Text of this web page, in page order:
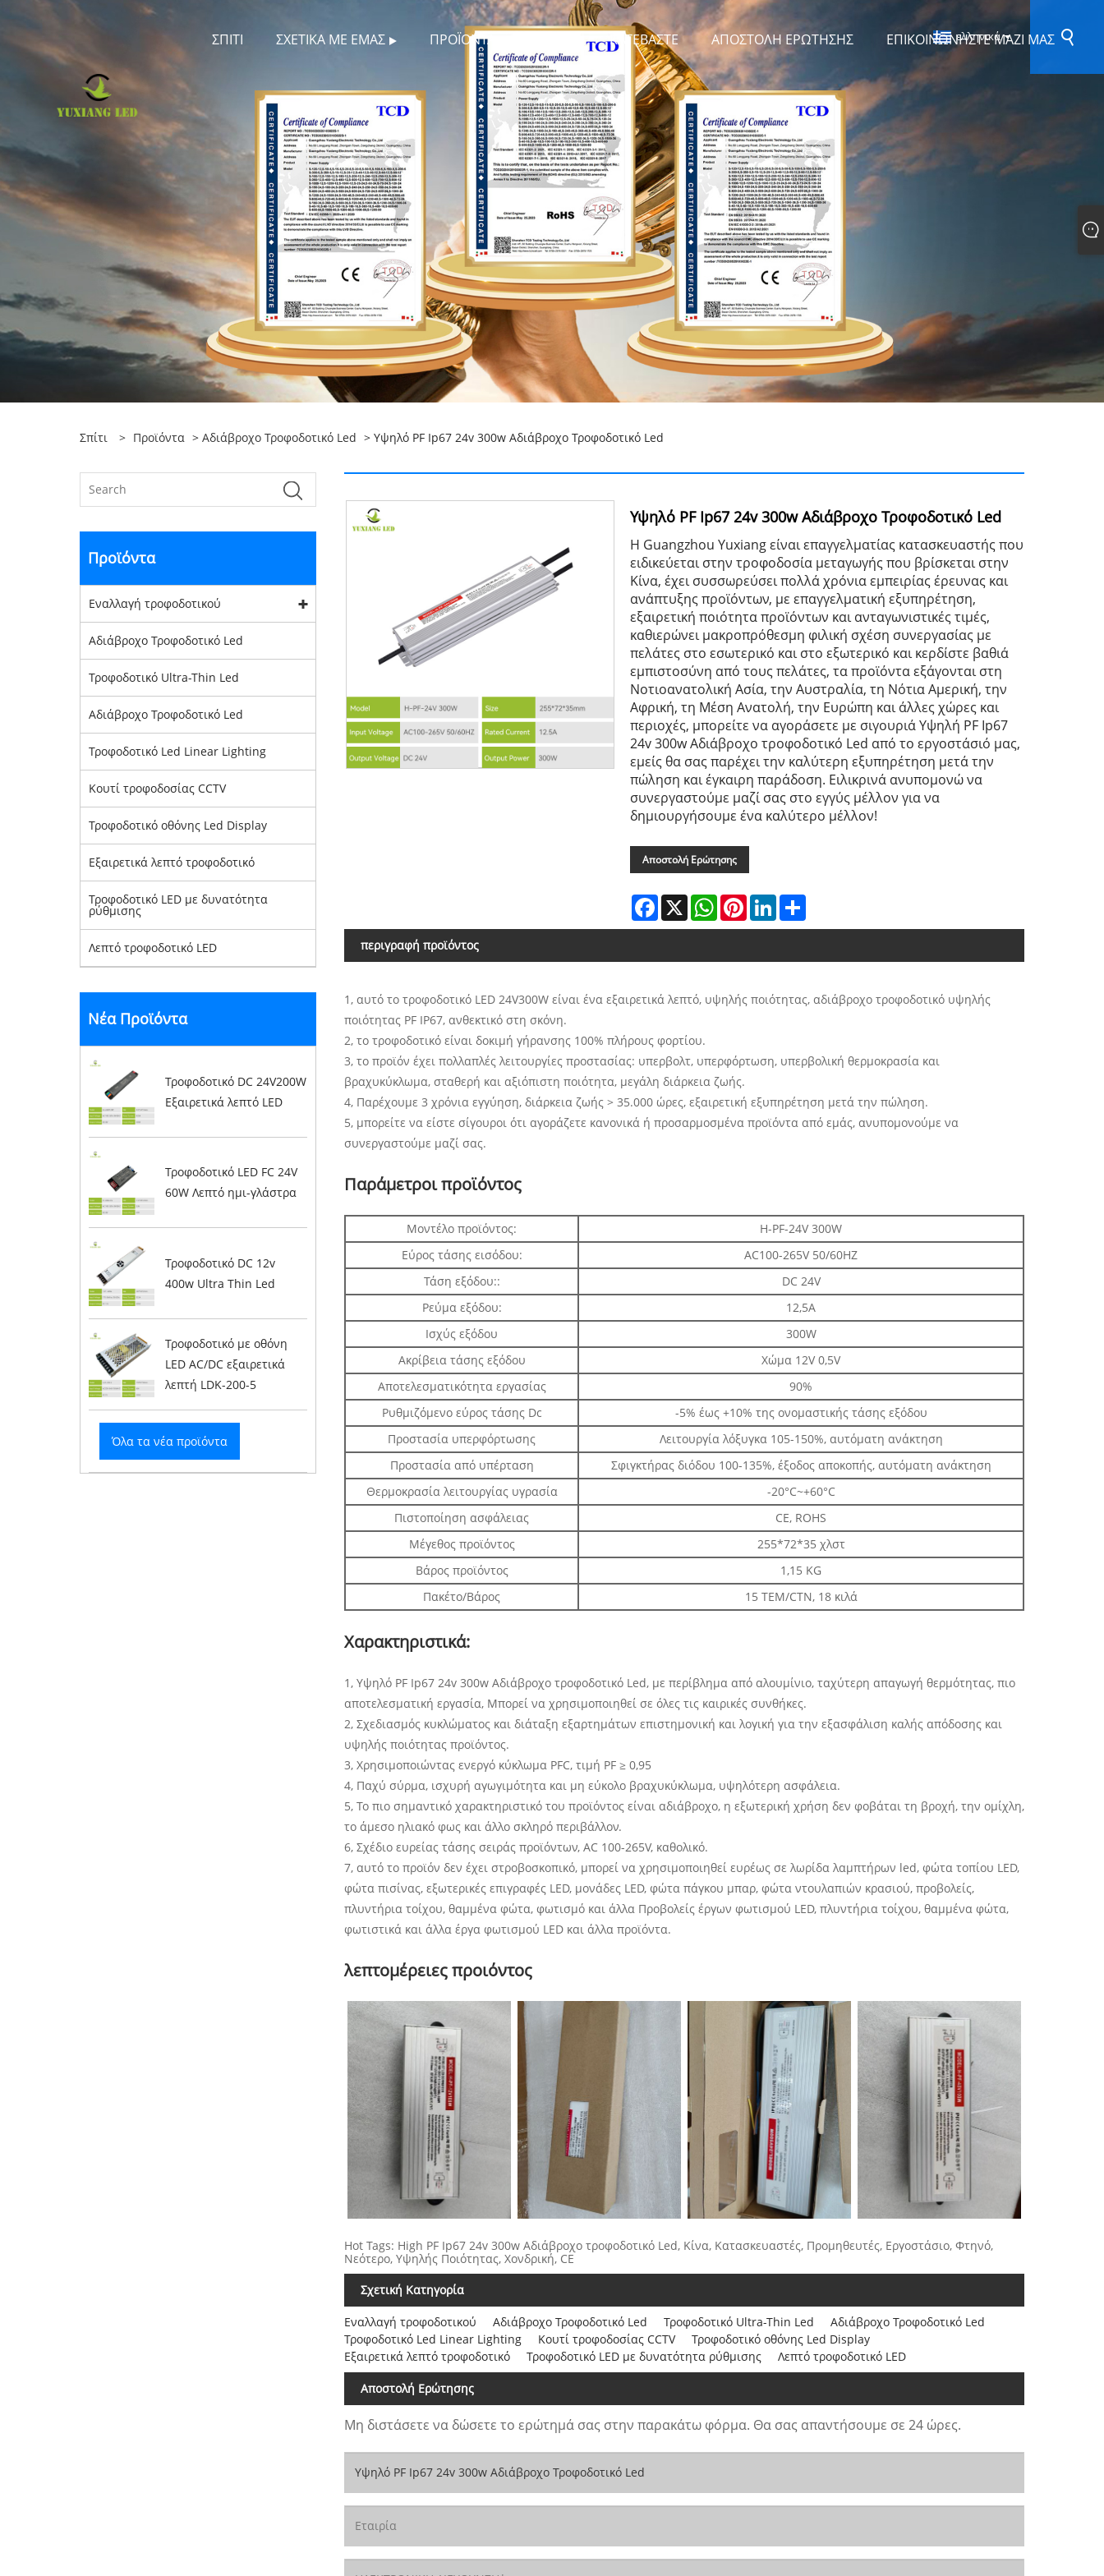
ΣΠΊΤΙ ΣΧΕΤΙΚΆ ΜΕ ΕΜΆΣ ΠΡΟΪΌΝΤΑ ΚΑΤΕΒΆΣΤΕ ΑΠΟΣΤΟΛΉ ΕΡΏΤΗΣΗΣ ΕΠΙΚΟΙΝΩΝΉΣΤΕ ΜΑΖΊ ΜΑΣ
ελληνικά
Σπίτι > Προϊόντα > Αδιάβροχο Τροφοδοτικό Led > Υψηλό PF Ip67 24v 300w Αδιάβροχο Τροφοδοτικό Led
Προϊόντα
Εναλλαγή τροφοδοτικού
Αδιάβροχο Τροφοδοτικό Led
Τροφοδοτικό Ultra-Thin Led
Αδιάβροχο Τροφοδοτικό Led
Τροφοδοτικό Led Linear Lighting
Κουτί τροφοδοσίας CCTV
Τροφοδοτικό οθόνης Led Display
Εξαιρετικά λεπτό τροφοδοτικό
Τροφοδοτικό LED με δυνατότητα
ρύθμισης
Λεπτό τροφοδοτικό LED
Νέα Προϊόντα
Τροφοδοτικό DC 24V200W
Εξαιρετικά λεπτό LED
Τροφοδοτικό LED FC 24V
60W Λεπτό ημι-γλάστρα
Τροφοδοτικό DC 12v
400w Ultra Thin Led
Τροφοδοτικό με οθόνη
LED AC/DC εξαιρετικά
λεπτή LDK-200-5
Όλα τα νέα προϊόντα
Υψηλό PF Ip67 24v 300w Αδιάβροχο Τροφοδοτικό Led
Η Guangzhou Yuxiang είναι επαγγελματίας κατασκευαστής που
ειδικεύεται στην τροφοδοσία μεταγωγής που βρίσκεται στην
Κίνα, έχει συσσωρεύσει πολλά χρόνια εμπειρίας έρευνας και
ανάπτυξης προϊόντων, με επαγγελματική εξυπηρέτηση,
εξαιρετική ποιότητα προϊόντων και ανταγωνιστικές τιμές,
καθιερώνει μακροπρόθεσμη φιλική σχέση συνεργασίας με
πελάτες στο εσωτερικό και στο εξωτερικό και κερδίστε βαθιά
εμπιστοσύνη από τους πελάτες, τα προϊόντα εξάγονται στη
Νοτιοανατολική Ασία, την Αυστραλία, τη Νότια Αμερική, την
Αφρική, τη Μέση Ανατολή, την Ευρώπη και άλλες χώρες και
περιοχές, μπορείτε να αγοράσετε με σιγουριά Υψηλή PF Ip67
24v 300w Αδιάβροχο τροφοδοτικό Led από το εργοστάσιό μας,
εμείς θα σας παρέχει την καλύτερη εξυπηρέτηση μετά την
πώληση και έγκαιρη παράδοση. Ειλικρινά ανυπομονώ να
συνεργαστούμε μαζί σας στο εγγύς μέλλον για να
δημιουργήσουμε ένα καλύτερο μέλλον!
Αποστολή Ερώτησης
Facebook
X WhatsAppPinterestLinkedInShare
περιγραφή προϊόντος
1, αυτό το τροφοδοτικό LED 24V300W είναι ένα εξαιρετικά λεπτό, υψηλής ποιότητας, αδιάβροχο τροφοδοτικό υψηλής
ποιότητας PF IP67, ανθεκτικό στη σκόνη.
2, το τροφοδοτικό είναι δοκιμή γήρανσης 100% πλήρους φορτίου.
3, το προϊόν έχει πολλαπλές λειτουργίες προστασίας: υπερβολτ, υπερφόρτωση, υπερβολική θερμοκρασία και
βραχυκύκλωμα, σταθερή και αξιόπιστη ποιότητα, μεγάλη διάρκεια ζωής.
4, Παρέχουμε 3 χρόνια εγγύηση, διάρκεια ζωής > 35.000 ώρες, εξαιρετική εξυπηρέτηση μετά την πώληση.
5, μπορείτε να είστε σίγουροι ότι αγοράζετε κανονικά ή προσαρμοσμένα προϊόντα από εμάς, ανυπομονούμε να
συνεργαστούμε μαζί σας.
Παράμετροι προϊόντος
Μοντέλο προϊόντος:
H-PF-24V 300W
Εύρος τάσης εισόδου:
AC100-265V 50/60HZ
Τάση εξόδου::
DC 24V
Ρεύμα εξόδου:
12,5Α
Ισχύς εξόδου
300W
Ακρίβεια τάσης εξόδου
Χώμα 12V 0,5V
Αποτελεσματικότητα εργασίας
90%
Ρυθμιζόμενο εύρος τάσης Dc
-5% έως +10% της ονομαστικής τάσης εξόδου
Προστασία υπερφόρτωσης
Λειτουργία λόξυγκα 105-150%, αυτόματη ανάκτηση
Προστασία από υπέρταση
Σφιγκτήρας διόδου 100-135%, έξοδος αποκοπής, αυτόματη ανάκτηση
Θερμοκρασία λειτουργίας υγρασία
-20°C~+60°C
Πιστοποίηση ασφάλειας
CE, ROHS
Μέγεθος προϊόντος
255*72*35 χλστ
Βάρος προϊόντος
1,15 KG
Πακέτο/Βάρος
15 ΤΕΜ/CTN, 18 κιλά
Χαρακτηριστικά:
1, Υψηλό PF Ip67 24v 300w Αδιάβροχο τροφοδοτικό Led, με περίβλημα από αλουμίνιο, ταχύτερη απαγωγή θερμότητας, πιο
αποτελεσματική εργασία, Μπορεί να χρησιμοποιηθεί σε όλες τις καιρικές συνθήκες.
2, Σχεδιασμός κυκλώματος και διάταξη εξαρτημάτων επιστημονική και λογική για την εξασφάλιση καλής απόδοσης και
υψηλής ποιότητας προϊόντος.
3, Χρησιμοποιώντας ενεργό κύκλωμα PFC, τιμή PF ≥ 0,95
4, Παχύ σύρμα, ισχυρή αγωγιμότητα και μη εύκολο βραχυκύκλωμα, υψηλότερη ασφάλεια.
5, Το πιο σημαντικό χαρακτηριστικό του προϊόντος είναι αδιάβροχο, η εξωτερική χρήση δεν φοβάται τη βροχή, την ομίχλη,
το άμεσο ηλιακό φως και άλλο σκληρό περιβάλλον.
6, Σχέδιο ευρείας τάσης σειράς προϊόντων, AC 100-265V, καθολικό.
7, αυτό το προϊόν δεν έχει στροβοσκοπικό, μπορεί να χρησιμοποιηθεί ευρέως σε λωρίδα λαμπτήρων led, φώτα τοπίου LED,
φώτα πισίνας, εξωτερικές επιγραφές LED, μονάδες LED, φώτα πάγκου μπαρ, φώτα ντουλαπιών κρασιού, προβολείς,
πλυντήρια τοίχου, θαμμένα φώτα, φωτισμό και άλλα Προβολείς έργων φωτισμού LED, πλυντήρια τοίχου, θαμμένα φώτα,
φωτιστικά και άλλα έργα φωτισμού LED και άλλα προϊόντα.
λεπτομέρειες προιόντος
Hot Tags: High PF Ip67 24v 300w Αδιάβροχο τροφοδοτικό Led, Κίνα, Κατασκευαστές, Προμηθευτές, Εργοστάσιο, Φτηνό,
Νεότερο, Υψηλής Ποιότητας, Χονδρική, CE
Σχετική Κατηγορία
Εναλλαγή τροφοδοτικού Αδιάβροχο Τροφοδοτικό Led Τροφοδοτικό Ultra-Thin Led
Αδιάβροχο Τροφοδοτικό Led
Τροφοδοτικό Led Linear Lighting
Κουτί τροφοδοσίας CCTV
Τροφοδοτικό οθόνης Led Display
Εξαιρετικά λεπτό τροφοδοτικό
Τροφοδοτικό LED με δυνατότητα ρύθμισης Λεπτό τροφοδοτικό LED
Αποστολή Ερώτησης
Μη διστάσετε να δώσετε το ερώτημά σας στην παρακάτω φόρμα. Θα σας απαντήσουμε σε 24 ώρες.